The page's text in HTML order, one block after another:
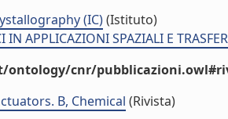
(IC)(Istituto)
IN APPLICAZIONI SPAZIALI E
ontology/cnr/
B, Chemical (Rivista)